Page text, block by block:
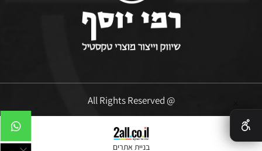
@ All Rights Reserved
בניית אתרים